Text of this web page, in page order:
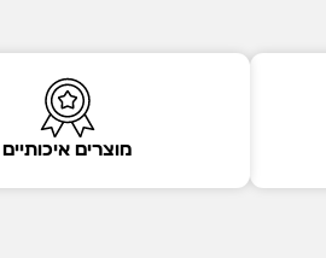
מוצרים איכותיים